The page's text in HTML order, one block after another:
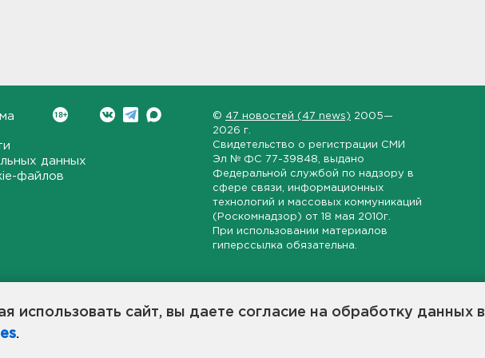
использовать сайт, вы даете согласие на обработку данных в
.
данных
файлов
© 47 новостей (47 news) 2005—
2026 г.
Свидетельство о регистрации СМИ
Эл № ФС 77-39848 , выдано
Федеральной службой по надзору в
сфере связи, информационных
технологий и массовых коммуникаций
(Роскомнадзор) от 18 мая 2010г.
При использовании материалов
гиперссылка обязательна.
области, экономической и инвестиционной активности в регионе.
станет популярной и конструктивной площадкой для свободного
в 47-м регионе России.